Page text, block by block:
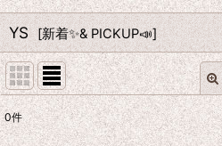
YS [新着✨& PICKUP📣]
表示数:
0件